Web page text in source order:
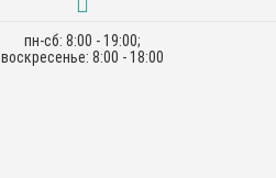
пн-сб: 8:00 - 19:00;
воскресенье: 8:00 - 18:00